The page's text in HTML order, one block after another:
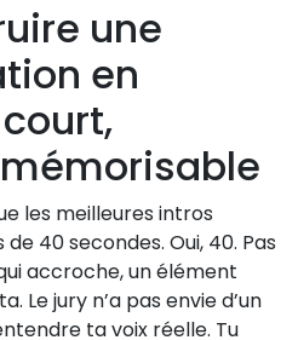
une
en
les meilleures intros
40 secondes. Oui, 40. Pas
accroche, un élément
Le jury n’a pas envie d’un
ta voix réelle. Tu